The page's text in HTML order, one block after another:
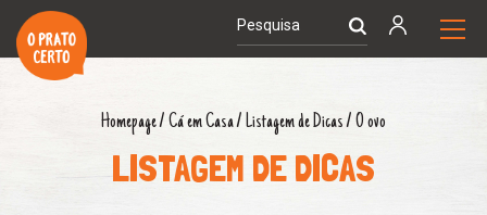
Homepage/ Cá em Casa/ Listagem de Dicas/ O ovo
LISTAGEM DE DICAS